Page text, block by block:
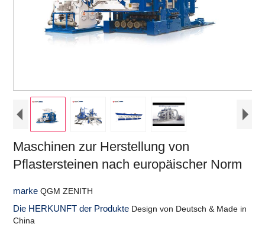
Maschinen zur Herstellung von
Pflastersteinen nach europäischer Norm
markeQGM ZENITH
Die HERKUNFT der Produkte Design von Deutsch & Made in
China